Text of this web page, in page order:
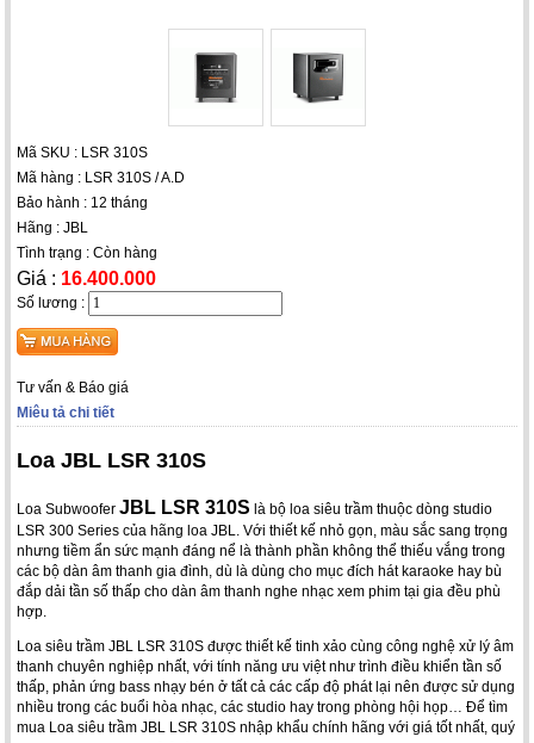
Mã SKU : LSR 310S
Mã hàng : LSR 310S / A.D
Bảo hành : 12 tháng
Hãng : JBL
Tình trạng : Còn hàng
Giá : 16.400.000
Số lương :
Tư vấn & Báo giá
Miêu tả chi tiết
Loa JBL LSR 310S
Loa SubwooferJBL LSR 310S là bộ loa siêu trầm thuộc dòng studio
LSR 300 Series của hãng loa JBL. Với thiết kế nhỏ gọn, màu sắc sang trọng
nhưng tiềm ẩn sức mạnh đáng nể là thành phần không thể thiếu vắng trong
các bộ dàn âm thanh gia đình, dù là dùng cho mục đích hát karaoke hay bù
đắp dải tần số thấp cho dàn âm thanh nghe nhạc xem phim tại gia đều phù
hợp.
Loa siêu trầm JBL LSR 310S được thiết kế tinh xảo cùng công nghệ xử lý âm
thanh chuyên nghiệp nhất, với tính năng ưu việt như trình điều khiển tần số
thấp, phản ứng bass nhạy bén ở tất cả các cấp độ phát lại nên được sử dụng
nhiều trong các buổi hòa nhạc, các studio hay trong phòng hội họp… Để tìm
mua Loa siêu trầm JBL LSR 310S nhập khẩu chính hãng với giá tốt nhất, quý